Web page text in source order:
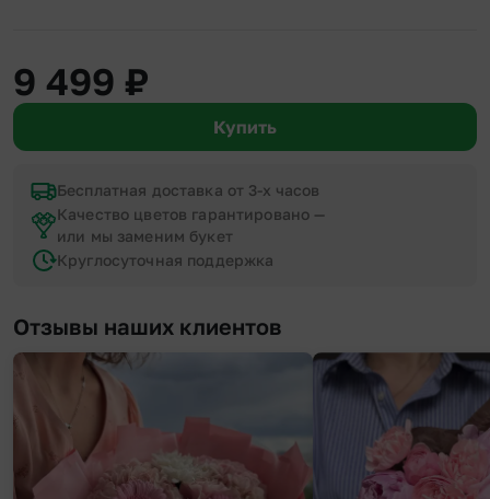
9 499 ₽
Купить
Бесплатная доставка от 3-х часов
Качество цветов гарантировано —
или мы заменим букет
Круглосуточная поддержка
Отзывы наших клиентов